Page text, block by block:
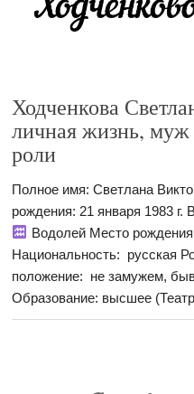
Ходченкова
личная жизнь,
роли
Полное имя: Светлана
рождения: 21 января 1983 г.
Водолей Место
Национальность: русская
положение: не замужем,
Образование: высшее